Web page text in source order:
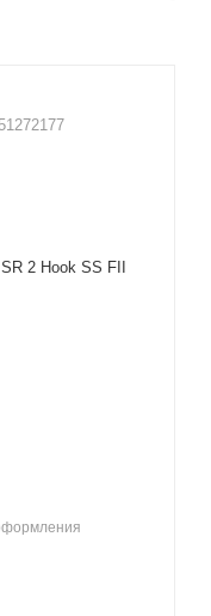
2 Hook SS FII